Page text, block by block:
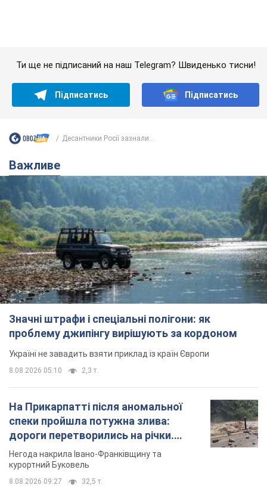
Значні штрафи і спеціальні полігони: як
проблему джипінгу вирішують за кордоном
Україні не завадить взяти приклад із країн Європи
8.08.2026 05:10 2,3 т.
На Прикарпатті після аномальної
спеки пройшла потужна злива:
дороги перетворились на річки.
Відео
Негода накрила Івано-Франківщину та
за газ через покази зіпсованого
лічильника: суддя ухвалив
неочікуване рішення
9 часов назад 31,4 т.